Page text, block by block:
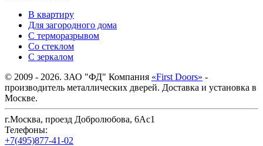
В квартиру
Для загородного дома
С терморазрывом
Со стеклом
С зеркалом
© 2009 - 2026. ЗАО "ФД" Компания «First Doors» -
производитель металлических дверей. Доставка и установка в
Москве.
г.Москва, проезд Добролюбова, 6Ас1
Телефоны:
+7(495)877-41-02